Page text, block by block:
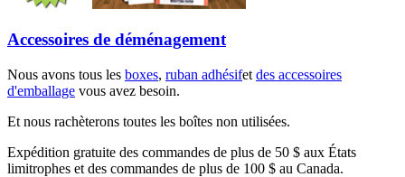
Accessoires de déménagement
Nous avons tous les boxes, ruban adhésifet des accessoires
d'emballage vous avez besoin.
Et nous rachèterons toutes les boîtes non utilisées.
Expédition gratuite des commandes de plus de 50 $ aux États
limitrophes et des commandes de plus de 100 $ au Canada.